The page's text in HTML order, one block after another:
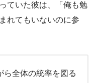
ていた彼は、「俺も勉
れてもいないのに参
ら全体の統率を図る